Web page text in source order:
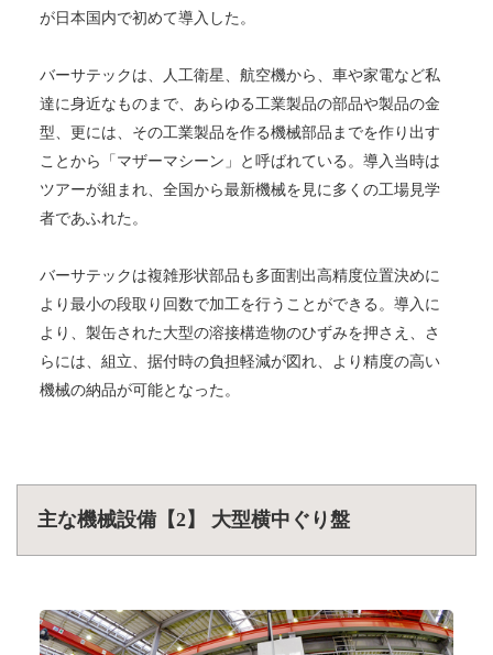
が日本国内で初めて導入した。
バーサテックは、人工衛星、航空機から、車や家電など私
達に身近なものまで、あらゆる工業製品の部品や製品の金
型、更には、その工業製品を作る機械部品までを作り出す
ことから「マザーマシーン」と呼ばれている。導入当時は
ツアーが組まれ、全国から最新機械を見に多くの工場見学
者であふれた。
バーサテックは複雑形状部品も多面割出高精度位置決めに
より最小の段取り回数で加工を行うことができる。導入に
より、製缶された大型の溶接構造物のひずみを押さえ、さ
らには、組立、据付時の負担軽減が図れ、より精度の高い
機械の納品が可能となった。
主な機械設備【2】 大型横中ぐり盤